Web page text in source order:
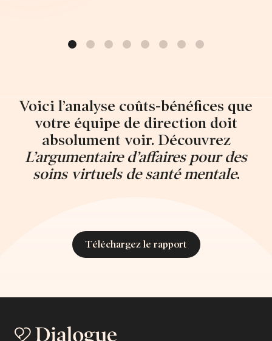
Voici l’analyse coûts-bénéfices que
votre équipe de direction doit
absolument voir. Découvrez
L’argumentaire d’affaires pour des
soins virtuels de santé mentale.
Téléchargez le rapport